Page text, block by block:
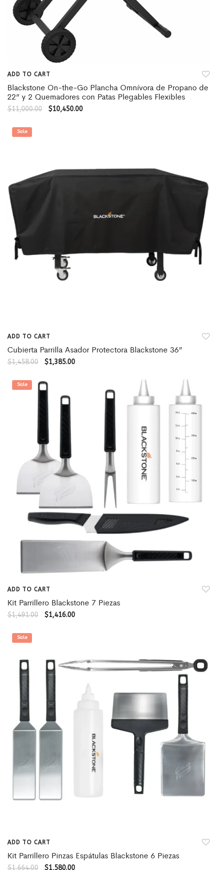
ADD TO CART
Blackstone On-the-Go Plancha Omnívora de Propano de
22” y 2 Quemadores con Patas Plegables Flexibles
$11,000.00 $10,450.00
Sale
ADD TO CART
Cubierta Parrilla Asador Protectora Blackstone 36”
$1,458.00 $1,385.00
Sale
ADD TO CART
Kit Parrillero Blackstone 7 Piezas
$1,491.00 $1,416.00
Sale
ADD TO CART
Kit Parrillero Pinzas Espátulas Blackstone 6 Piezas
$1,664.00 $1,580.00